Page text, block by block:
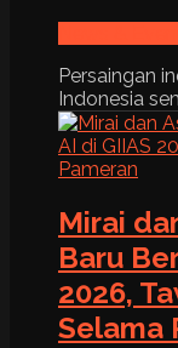
Persaingan
Indonesia
Mirai
Baru
2026,
Selama